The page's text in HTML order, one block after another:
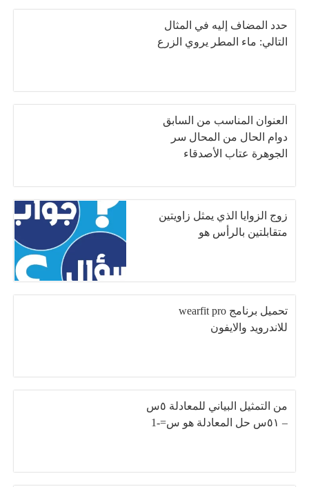
حدد المضاف إليه في المثال
التالي: ماء المطر يروي الزرع
العنوان المناسب من السابق
دوام الحال من المحال سر
الجوهرة عتاب الأصدقاء
زوج الزوايا الذي يمثل زاويتين
متقابلتين بالرأس هو
تحميل برنامج wearfit pro
للاندرويد والايفون
من التمثيل البياني للمعادلة ٥س
– ٥١س حل المعادلة هو س=-1